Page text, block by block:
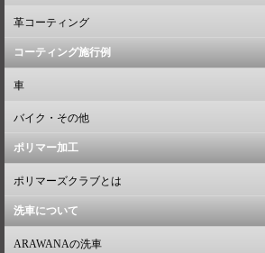
革コーティング
コーティング施行例
車
バイク・その他
ポリマー加工
ポリマーズクラブとは
洗車について
ARAWANAの洗車